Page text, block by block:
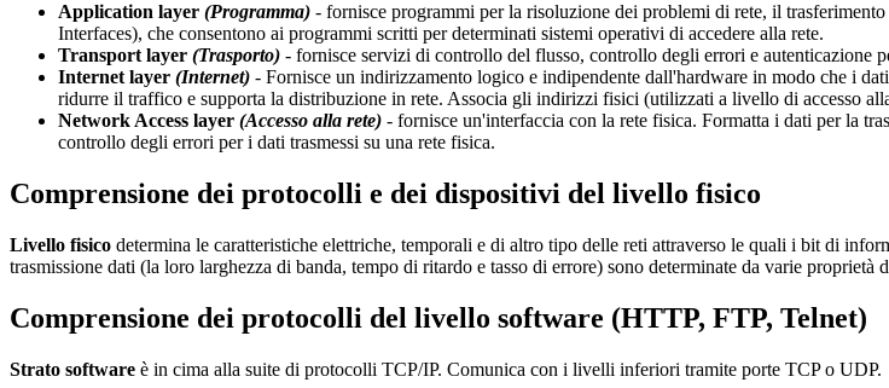
Application layer (Programma) - fornisce programmi per la risoluzione dei problemi di rete, il
Interfaces), che consentono ai programmi scritti per determinati sistemi operativi di accedere alla rete.
Transport layer (Trasporto) - fornisce servizi di controllo del flusso, controllo degli errori e autenticazione
Internet layer (Internet) - Fornisce un indirizzamento logico e indipendente dall'hardware in modo che i
ridurre il traffico e supporta la distribuzione in rete. Associa gli indirizzi fisici (utilizzati a livello di accesso
Network Access layer (Accesso alla rete) - fornisce un'interfaccia con la rete fisica. Formatta i dati per la
controllo degli errori per i dati trasmessi su una rete fisica.
Comprensione dei protocolli e dei dispositivi del livello fisico
Livello fisico determina le caratteristiche elettriche, temporali e di altro tipo delle reti attraverso le quali i bit di
trasmissione dati (la loro larghezza di banda, tempo di ritardo e tasso di errore) sono determinate da varie proprietà
Comprensione dei protocolli del livello software (HTTP, FTP, Telnet)
Strato software è in cima alla suite di protocolli TCP/IP. Comunica con i livelli inferiori tramite porte TCP o UDP.